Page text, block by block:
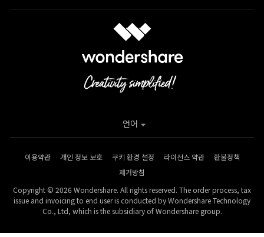
이용약관 개인 정보 보호 쿠키 환경 설정 라이선스 약관
환불정책
제거방침
Copyright © 2026 Wondershare. All rights reserved. The order process, tax
issue and invoicing to end user is conducted by Wondershare Technology
Co., Ltd, which is the subsidiary of Wondershare group.
언어